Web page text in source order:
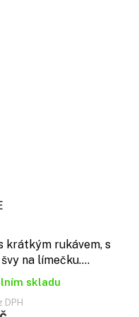
krátkým rukávem, s
na límečku....
skladu
DPH